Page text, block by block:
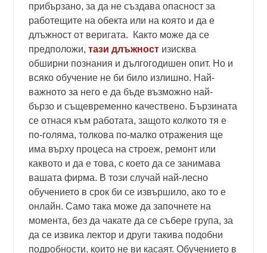
прибързано, за да не създава опасност за
работещите на обекта или на която и да е
длъжност от веригата. Както може да се
предположи,тази длъжност изисква
обширни познания и дългогодишен опит. Но и
всяко обучение не би било излишно. Най-
важното за него е да бъде възможно най-
бързо и същевременно качествено. Бързината
се отнася към работата, защото колкото тя е
по-голяма, толкова по-малко отражения ще
има върху процеса на строеж, ремонт или
каквото и да е това, с което да се занимава
вашата фирма. В този случай най-лесно
обучението в срок би се извършило, ако то е
онлайн. Само така може да започнете на
момента, без да чакате да се събере група, за
да се извика лектор и други такива подобни
подробности, които не ви касаят. Обучението в